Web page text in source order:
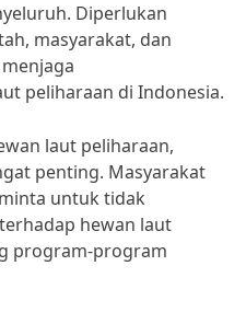
Diperlukan
masyarakat, dan
peliharaan di Indonesia.
laut peliharaan,
penting. Masyarakat
untuk tidak
hewan laut
program-program